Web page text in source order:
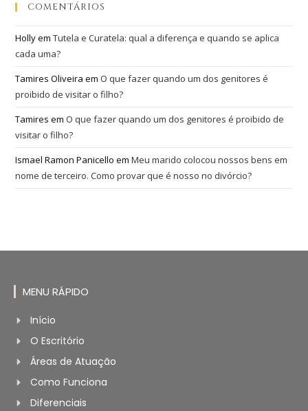
COMENTÁRIOS
HollyemTutela e Curatela: qual a diferença e quando se aplica
cada uma?
Tamires Oliveira emO que fazer quando um dos genitores é
proibido de visitar o filho?
Tamires emO que fazer quando um dos genitores é proibido de
visitar o filho?
Ismael Ramon Panicello emMeu marido colocou nossos bens em
nome de terceiro. Como provar que é nosso no divórcio?
MENU RÁPIDO
Início
O Escritório
Áreas de Atuação
Como Funciona
Diferenciais